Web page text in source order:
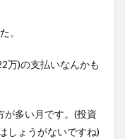
。
万)の支払いなんかも
が多い月です。(投資
しょうがないですね)